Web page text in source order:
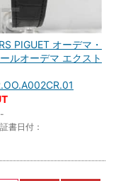
PIGUET オーデマ・
ルオーデマ エクスト
書日付：